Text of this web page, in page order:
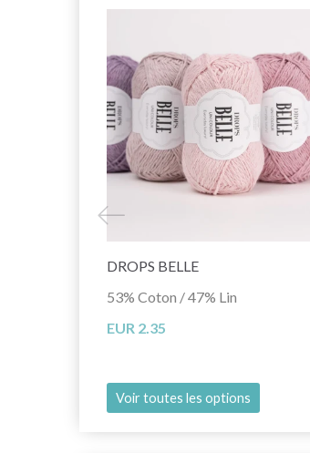
DROPS BELLE
53% Coton / 47% Lin
EUR 2.35
Voir toutes les options